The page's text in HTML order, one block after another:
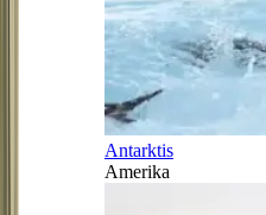
Antarktis
Amerika